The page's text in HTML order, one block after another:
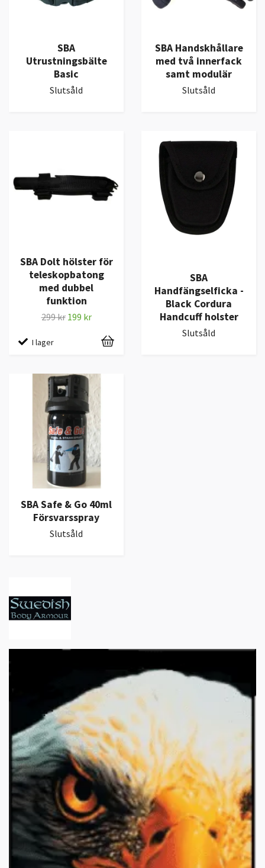
SBA
Utrustningsbälte
Basic
Slutsåld
SBA Handskhållare
med två innerfack
samt modulär
Slutsåld
SBA Dolt hölster för
teleskopbatong
med dubbel
funktion
299 kr 199 kr
I lager
SBA
Handfängselficka -
Black Cordura
Handcuff holster
Slutsåld
SBA Safe & Go 40ml
Försvarsspray
Slutsåld